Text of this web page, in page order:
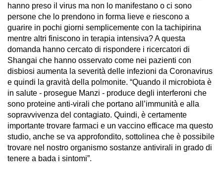
hanno preso il virus ma non lo manifestano o ci sono
persone che lo prendono in forma lieve e riescono a
guarire in pochi giorni semplicemente con la tachipirina
mentre altri finiscono in terapia intensiva? A questa
domanda hanno cercato di rispondere i ricercatori di
Shangai che hanno osservato come nei pazienti con
disbiosi aumenta la severità delle infezioni da Coronavirus
e quindi la gravità della polmonite. “Quando il microbiota è
in salute - prosegue Manzi - produce degli interferoni che
sono proteine anti-virali che portano all’immunità e alla
sopravvivenza del contagiato. Quindi, è certamente
importante trovare farmaci e un vaccino efficace ma questo
studio, anche se va approfondito, sottolinea che è possibile
trovare nel nostro organismo sostanze antivirali in grado di
tenere a bada i sintomi”.